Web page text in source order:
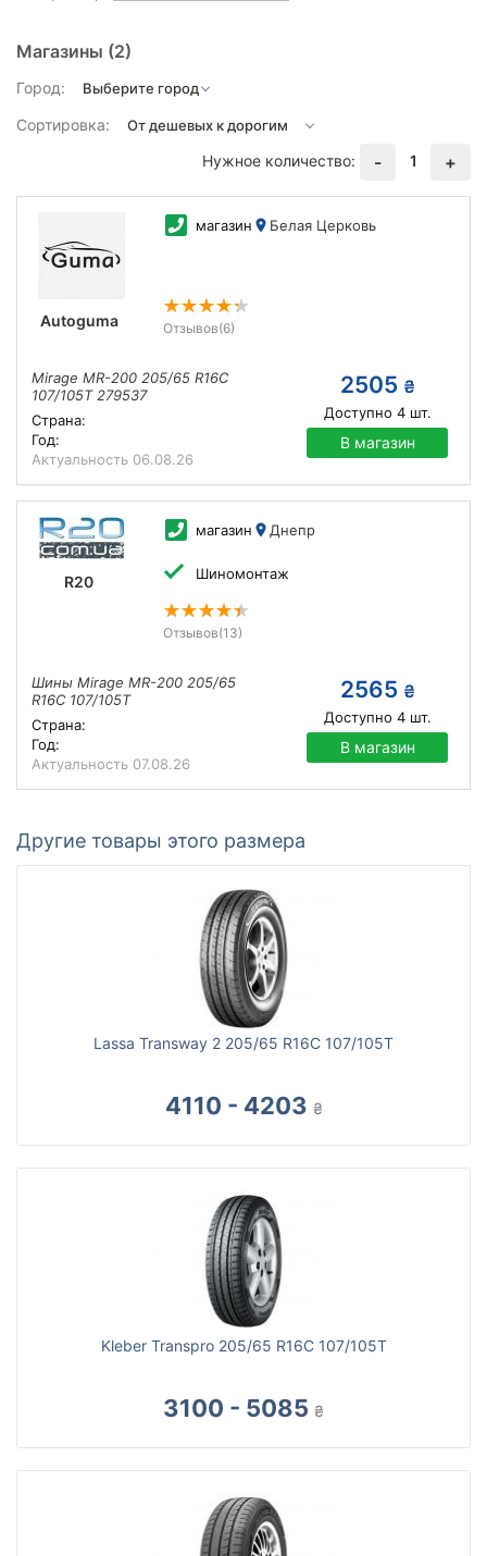
Магазины (2)
Город:
Сортировка:
Нужное количество:
- 1 +
Autoguma
магазин Белая Церковь
Отзывов(6)
Mirage MR-200 205/65 R16C
107/105T 279537
Страна:
Год:
Актуальность 06.08.26
2505 ₴
Доступно 4шт.
В магазин
R20
магазин Днепр
Шиномонтаж
Отзывов(13)
Шины Mirage MR-200 205/65
R16C 107/105T
Страна:
Год:
Актуальность 07.08.26
2565 ₴
Доступно 4шт.
В магазин
Другие товары этого размера
Lassa Transway 2 205/65 R16C 107/105T
4110 - 4203 ₴
Kleber Transpro 205/65 R16C 107/105T
3100 - 5085 ₴